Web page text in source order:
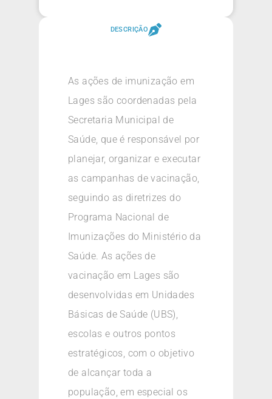
DESCRIÇÃO
As ações de imunização em
Lages são coordenadas pela
Secretaria Municipal de
Saúde, que é responsável por
planejar, organizar e executar
as campanhas de vacinação,
seguindo as diretrizes do
Programa Nacional de
Imunizações do Ministério da
Saúde. As ações de
vacinação em Lages são
desenvolvidas em Unidades
Básicas de Saúde (UBS),
escolas e outros pontos
estratégicos, com o objetivo
de alcançar toda a
população, em especial os